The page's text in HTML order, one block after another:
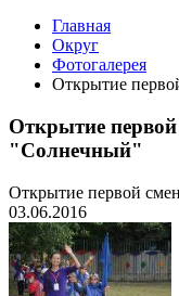
Главная
Округ
Фотогалерея
Открытие
Открытие
"Солнечный"
Открытие первой
03.06.2016